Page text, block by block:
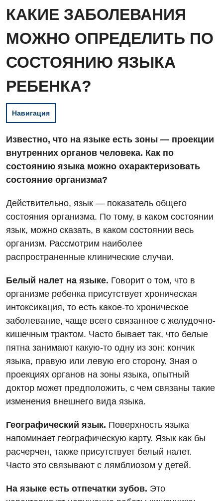
Вакансии
Мероприятия БПР
Интернатура
Энциклопедия
Отзывы
Видео
Диагностика
Ангиографические исследования
Диагностическое отделение
Компьютерная томография
Магнитно-резонансная томография
Нейросонография
Гинекологическое отделение
Диагностическое отделение
Дневной стационар
Онкологическое отделение
Отдел госпитализации
Декларирование
КАКИЕ ЗАБОЛЕВАНИЯ
МОЖНО ОПРЕДЕЛИТЬ ПО
СОСТОЯНИЮ ЯЗЫКА
РЕБЕНКА?
Навигация
Известно, что на языке есть зоны — проекции
внутренних органов человека. Как по
состоянию языка можно охарактеризовать
состояние организма?
Действительно, язык — показатель общего
состояния организма. По тому, в каком состоянии
язык, можно сказать, в каком состоянии весь
организм. Рассмотрим наиболее
распространенные клинические случаи.
Белый налет на языке. Говорит о том, что в
организме ребенка присутствует хроническая
интоксикация, то есть какое-то хроническое
заболевание, чаще всего связанное с желудочно-
кишечным трактом. Часто бывает так, что белые
пятна занимают какую-то одну из зон: кончик
языка, правую или левую его сторону. Зная о
проекциях органов на зоны языка, опытный
доктор может предположить, с чем связаны такие
изменения внешнего вида языка.
Географический язык. Поверхность языка
напоминает географическую карту. Язык как бы
расчерчен, также присутствует белый налет.
Часто это связывают с лямблиозом у детей.
На языке есть отпечатки зубов. Это